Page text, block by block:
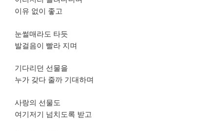
이유 없이 좋고
눈썰매라도 타듯
발걸음이 빨라 지며
기다리던 선물을
누가 갖다 줄까 기대하며
사랑의 선물도
여기저기 넘치도록 받고